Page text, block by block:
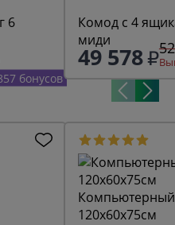
бонусов
Комод с 4
миди
49 578
Компьютерный
120х60х75см